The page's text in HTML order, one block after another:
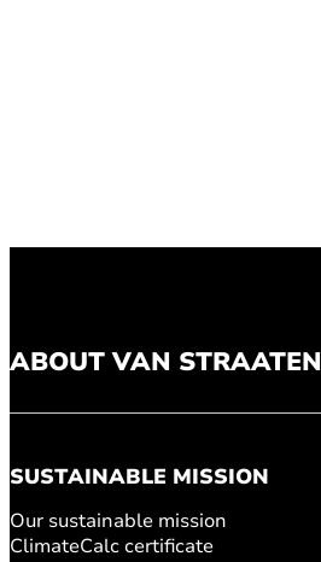
ABOUT VAN STRAATEN
SUSTAINABLE MISSION
Our sustainable mission
ClimateCalc certificate